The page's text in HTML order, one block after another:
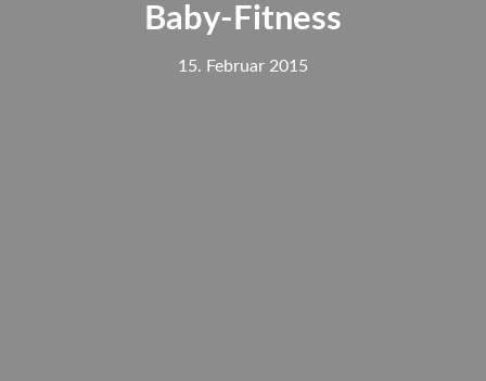
Baby-Fitness
15. Februar 2015